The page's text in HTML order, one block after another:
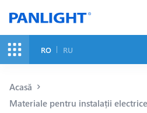
RO RU
Acasă
Materiale pentru instalații